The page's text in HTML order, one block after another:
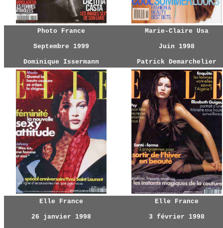
Photo France
Septembre 1999
Dominique Issermann
Marie-Claire Usa
Juin 1998
Patrick Demarchelier
Elle France
26 janvier 1998
Elle France
3 février 1998